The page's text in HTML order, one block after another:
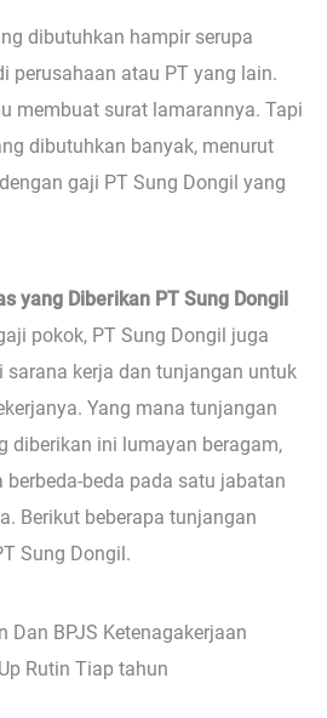
dibutuhkan hampir serupa
perusahaan atau PT yang lain.
membuat surat lamarannya. Tapi
dibutuhkan banyak, menurut
gaji PT Sung Dongil yang
yang Diberikan PT Sung Dongil
pokok, PT Sung Dongil juga
sarana kerja dan tunjangan untuk
Yang mana tunjangan
diberikan ini lumayan beragam,
beda pada satu jabatan
Berikut beberapa tunjangan
Sung Dongil.
Dan BPJS Ketenagakerjaan
Rutin Tiap tahun